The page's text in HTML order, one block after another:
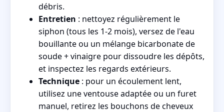
débris.
Entretien : nettoyez régulièrement le
siphon (tous les 1-2 mois), versez de l'eau
bouillante ou un mélange bicarbonate de
soude + vinaigre pour dissoudre les dépôts,
et inspectez les regards extérieurs.
Technique : pour un écoulement lent,
utilisez une ventouse adaptée ou un furet
manuel, retirez les bouchons de cheveux